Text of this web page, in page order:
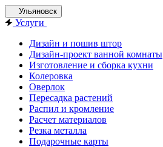
Ульяновск
Услуги
Дизайн и пошив штор
Дизайн-проект ванной комнаты
Изготовление и сборка кухни
Колеровка
Оверлок
Пересадка растений
Распил и кромление
Расчет материалов
Резка металла
Подарочные карты